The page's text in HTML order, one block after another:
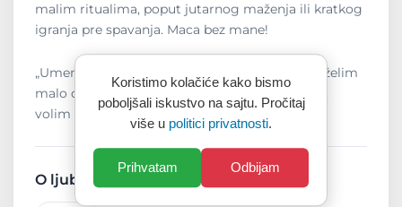
malim ritualima, poput jutarnog maženja ili kratkog
igranja pre spavanja. Maca bez mane!
„Umem da otvorim vrata šapicom kad god poželim
malo društva, kao prava mala radoznalica uvek
volim da budem tamo gde se nešto dešava.“
O ljubimcu
Koristimo kolačiće kako bismo
poboljšali iskustvo na sajtu. Pročitaj
više u politici privatnosti.
Prihvatam Odbijam